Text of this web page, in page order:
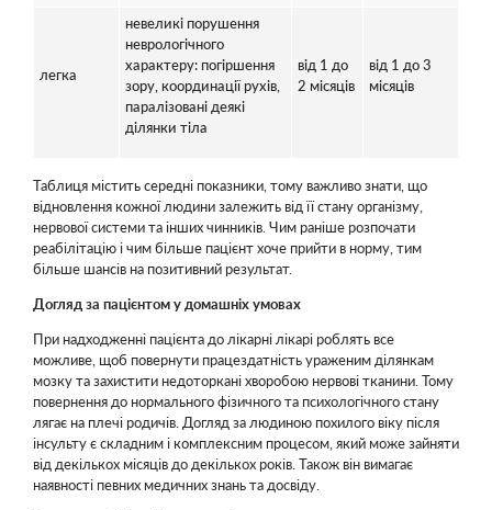
легка
невеликі порушення
неврологічного
характеру: погіршення
зору, координації рухів,
паралізовані деякі
ділянки тіла
від 1 до
2 місяців
від 1 до 3
місяців
Таблиця містить середні показники, тому важливо знати, що
відновлення кожної людини залежить від її стану організму,
нервової системи та інших чинників. Чим раніше розпочати
реабілітацію і чим більше пацієнт хоче прийти в норму, тим
більше шансів на позитивний результат.
Догляд за пацієнтом у домашніх умовах
При надходженні пацієнта до лікарні лікарі роблять все
можливе, щоб повернути працездатність ураженим ділянкам
мозку та захистити недоторкані хворобою нервові тканини. Тому
повернення до нормального фізичного та психологічного стану
лягає на плечі родичів. Догляд за людиною похилого віку після
інсульту є складним і комплексним процесом, який може зайняти
від декількох місяців до декількох років. Також він вимагає
наявності певних медичних знань та досвіду.